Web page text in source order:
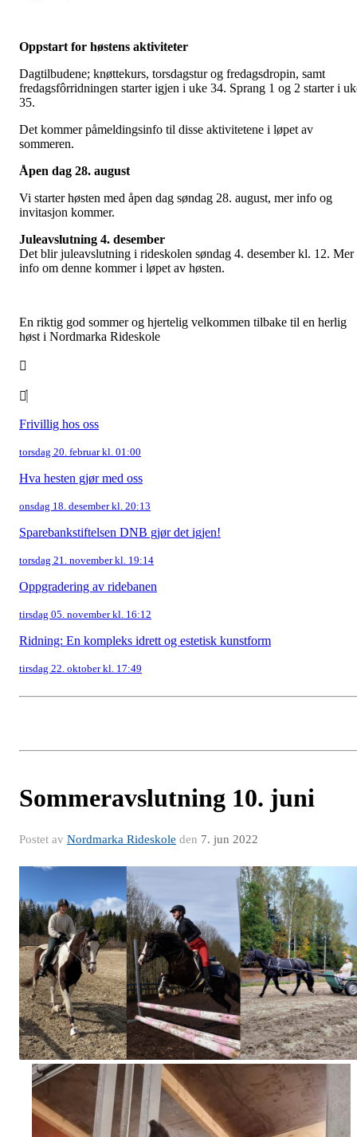
Oppstart for høstens aktiviteter
Dagtilbudene; knøttekurs, torsdagstur og fredagsdropin, samt
fredagsfôrridningen starter igjen i uke 34. Sprang 1 og 2 starter i
35.
Det kommer påmeldingsinfo til disse aktivitetene i løpet av
sommeren.
Åpen dag 28. august
Vi starter høsten med åpen dag søndag 28. august, mer info og
invitasjon kommer.
Juleavslutning 4. desember
Det blir juleavslutning i rideskolen søndag 4. desember kl. 12. Mer
info om denne kommer i løpet av høsten.
En riktig god sommer og hjertelig velkommen tilbake til en herlig
høst i Nordmarka Rideskole
Frivillig hos oss
torsdag 20. februar kl. 01:00
Hva hesten gjør med oss
onsdag 18. desember kl. 20:13
Sparebankstiftelsen DNB gjør det igjen!
torsdag 21. november kl. 19:14
Oppgradering av ridebanen
tirsdag 05. november kl. 16:12
Ridning: En kompleks idrett og estetisk kunstform
tirsdag 22. oktober kl. 17:49
Sommeravslutning 10. juni
Postet av Nordmarka Rideskole den 7. jun 2022